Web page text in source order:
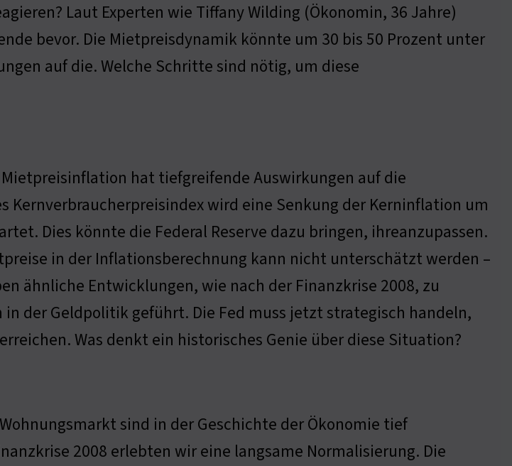
Laut Experten wie Tiffany Wilding (Ökonomin, 36 Jahre)
bevor. Die Mietpreisdynamik könnte um 30 bis 50 Prozent unter
auf die. Welche Schritte sind nötig, um diese
hat tiefgreifende Auswirkungen auf die
Kernverbraucherpreisindex wird eine Senkung der Kerninflation um
Dies könnte die Federal Reserve dazu bringen, ihreanzupassen.
in der Inflationsberechnung kann nicht unterschätzt werden –
ähnliche Entwicklungen, wie nach der Finanzkrise 2008, zu
in der Geldpolitik geführt. Die Fed muss jetzt strategisch handeln,
Was denkt ein historisches Genie über diese Situation?
sind in der Geschichte der Ökonomie tief
2008 erlebten wir eine langsame Normalisierung. Die